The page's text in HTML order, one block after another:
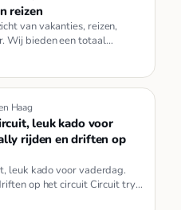
reizen
van vakanties, reizen,
Wij bieden een totaal
Haag
leuk kado voor
rijden en driften op
leuk kado voor vaderdag.
op het circuit Circuit try